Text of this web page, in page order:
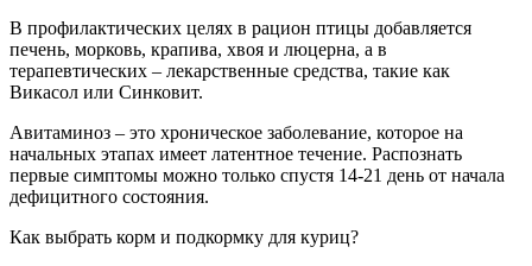
В профилактических целях в рацион птицы добавляется
печень, морковь, крапива, хвоя и люцерна, а в
терапевтических – лекарственные средства, такие как
Викасол или Синковит.
Авитаминоз – это хроническое заболевание, которое на
начальных этапах имеет латентное течение. Распознать
первые симптомы можно только спустя 14-21 день от начала
дефицитного состояния.
Как выбрать корм и подкормку для куриц?